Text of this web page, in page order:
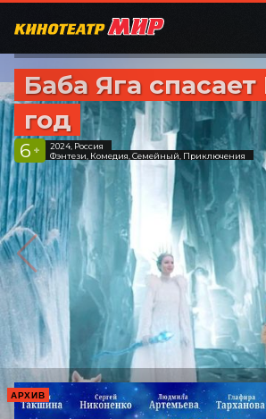
Баба Яга
год
6 +
2024, Россия
Фэнтези, Комедия, Семейный, Приключения
АРХИВ